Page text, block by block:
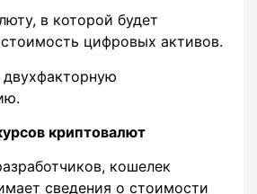
в которой будет
цифровых активов.
двухфакторную
криптовалют
кошелек
сведения о стоимости